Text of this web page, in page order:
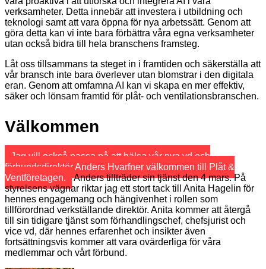
verksamheter. Detta innebär att investera i utbildning och
teknologi samt att vara öppna för nya arbetssätt. Genom att
göra detta kan vi inte bara förbättra våra egna verksamheter
utan också bidra till hela branschens framsteg.
Låt oss tillsammans ta steget in i framtiden och säkerställa att
vår bransch inte bara överlever utan blomstrar i den digitala
eran. Genom att omfamna AI kan vi skapa en mer effektiv,
säker och lönsam framtid för plåt- och ventilationsbranschen.
Välkommen
Jag vill också passa på att hälsa vår nya vd och
förbundsdirektör Anders Hvarfner välkommen till Plåt &
Ventföretagen.
Anders tillträder sin tjänst den 4 mars. På
styrelsens vägnar riktar jag ett stort tack till Anita Hagelin för
hennes engagemang och hängivenhet i rollen som
tillförordnad verkställande direktör. Anita kommer att återgå
till sin tidigare tjänst som förhandlingschef, chefsjurist och
vice vd, där hennes erfarenhet och insikter även
fortsättningsvis kommer att vara ovärderliga för våra
medlemmar och vårt förbund.